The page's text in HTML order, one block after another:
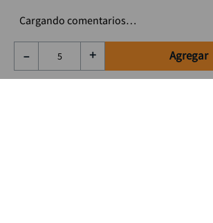
＋
－ Agregar
Cargando comentarios…